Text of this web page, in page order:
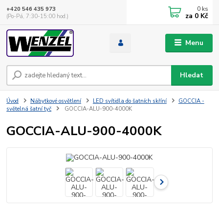
Menu
Hledat
+420 546 435 973
(Po-Pá, 7:30-15:00 hod.)
0 ks
za 0 Kč
Úvod Nábytkové osvětlení LED svítidla do šatních skříní
GOCCIA -
světelná šatní tyč
GOCCIA-ALU-900-4000K
GOCCIA-ALU-900-4000K